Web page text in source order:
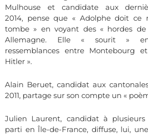
Mulhouse et candidate aux
2014, pense que « Adolphe doit ce
tombe » en voyant des « hordes
Allemagne. Elle « sourit »
ressemblances entre Montebourg
Hitler ».
Alain Beruet, candidat aux
2011, partage sur son compte un «
Julien Laurent, candidat à
parti en Île-de-France, diffuse, lui,